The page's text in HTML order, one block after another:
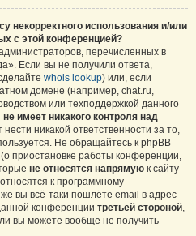
некорректного использования и/или
с этой конференцией?
перечисленных в
Если вы не получили ответа,
whois lookup) или, если
домене (например, chat.ru,
или техподдержкой данного
не имеет никакого контроля над
никакой ответственности за то,
Не обращайтесь к phpBB
приостановке работы конференции,
не относятся напрямую к сайту
к программному
вы всё-таки пошлёте email в адрес
конференции третьей стороной,
вы можете вообще не получить